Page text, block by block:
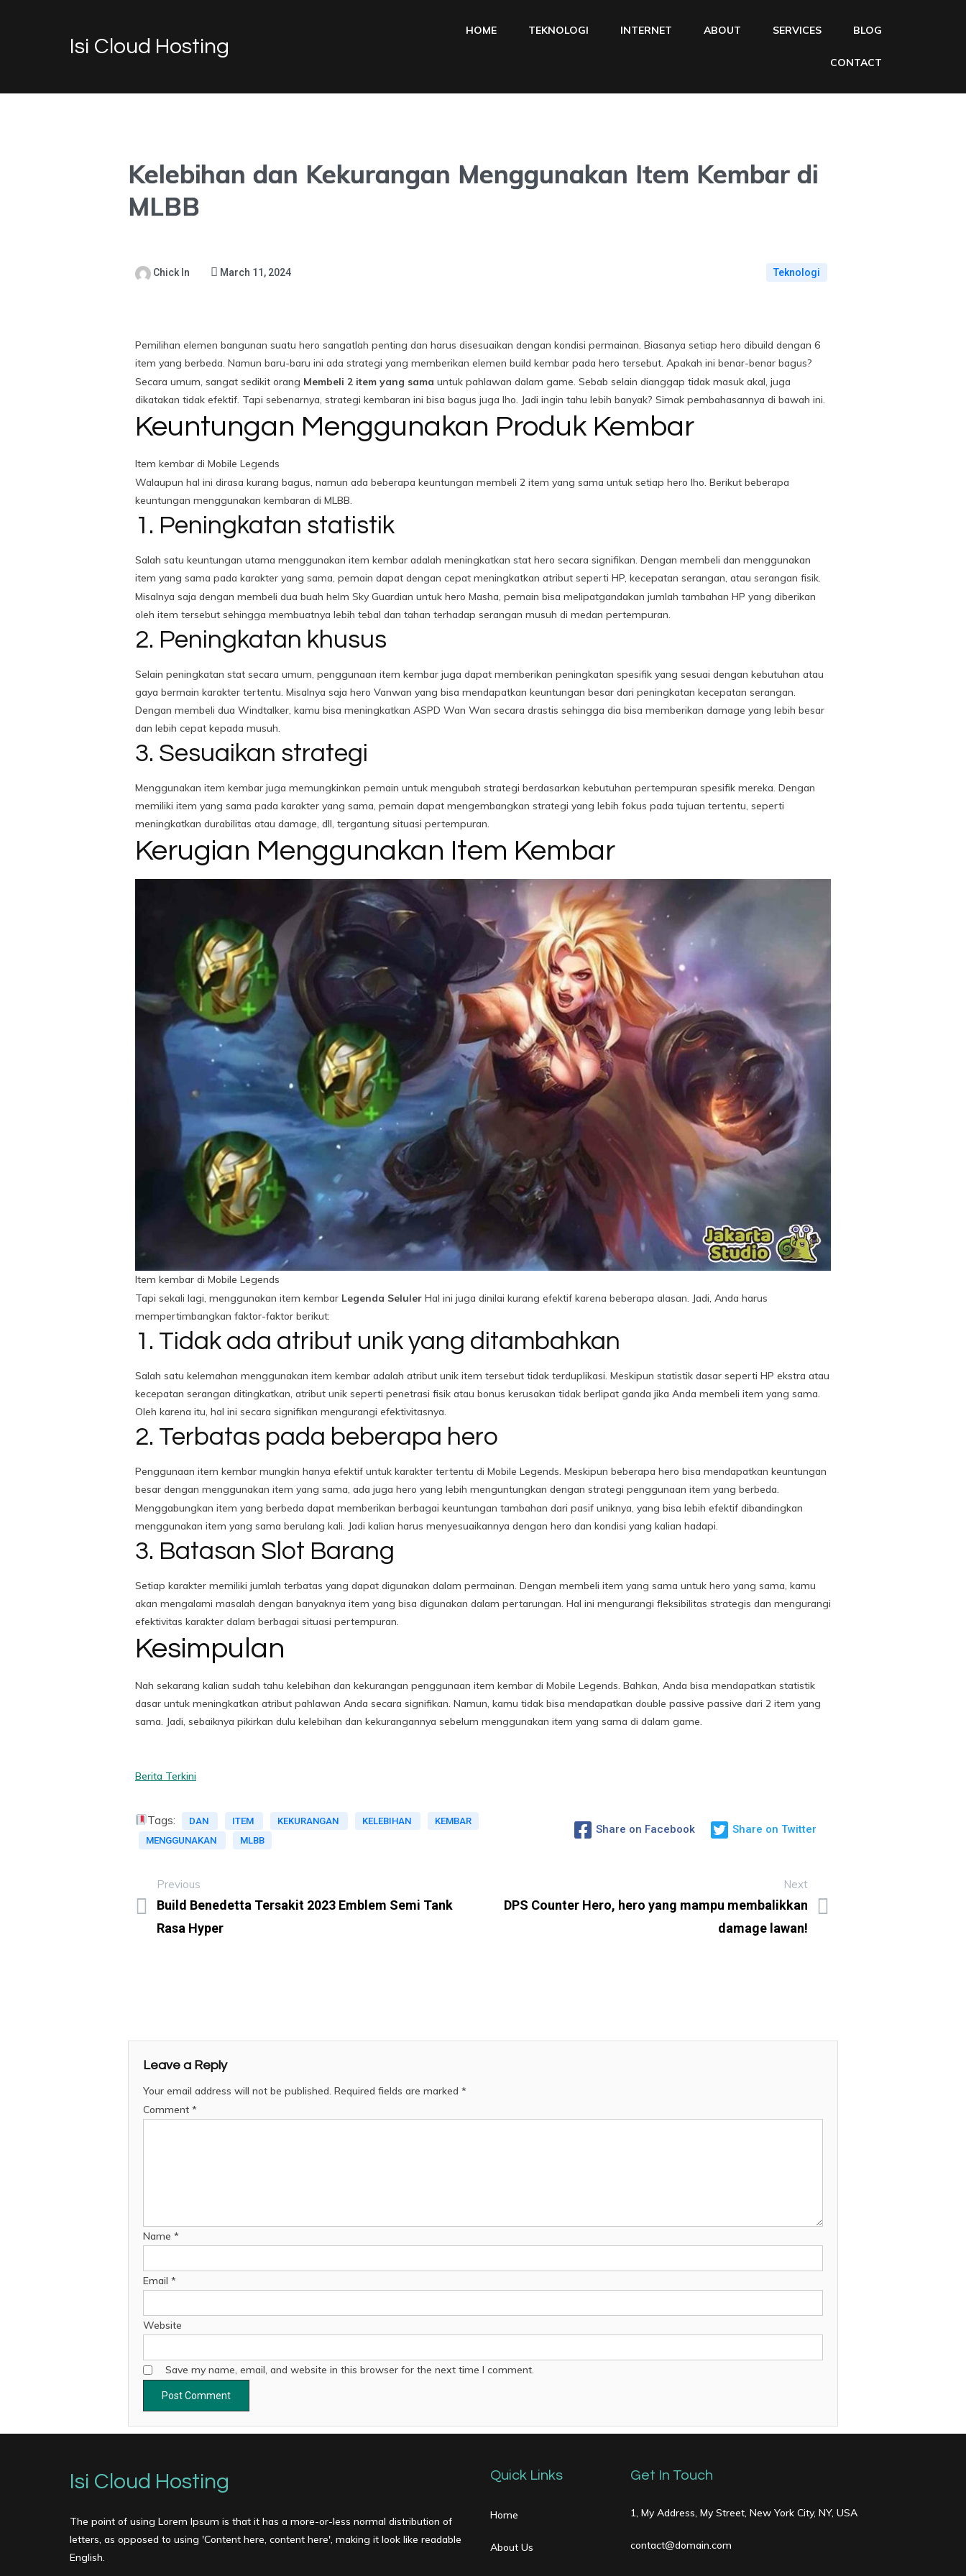
Isi Cloud Hosting
HOME TEKNOLOGI INTERNET ABOUT SERVICES BLOG
CONTACT
Kelebihan dan Kekurangan Menggunakan Item Kembar di
MLBB
Chick In March 11, 2024 Teknologi
Pemilihan elemen bangunan suatu hero sangatlah penting dan harus disesuaikan dengan kondisi permainan. Biasanya setiap hero dibuild dengan 6
item yang berbeda. Namun baru-baru ini ada strategi yang memberikan elemen build kembar pada hero tersebut. Apakah ini benar-benar bagus?
Secara umum, sangat sedikit orang Membeli 2 item yang sama untuk pahlawan dalam game. Sebab selain dianggap tidak masuk akal, juga
dikatakan tidak efektif. Tapi sebenarnya, strategi kembaran ini bisa bagus juga lho. Jadi ingin tahu lebih banyak? Simak pembahasannya di bawah ini.
Keuntungan Menggunakan Produk Kembar
Item kembar di Mobile Legends
Walaupun hal ini dirasa kurang bagus, namun ada beberapa keuntungan membeli 2 item yang sama untuk setiap hero lho. Berikut beberapa
keuntungan menggunakan kembaran di MLBB.
1. Peningkatan statistik
Salah satu keuntungan utama menggunakan item kembar adalah meningkatkan stat hero secara signifikan. Dengan membeli dan menggunakan
item yang sama pada karakter yang sama, pemain dapat dengan cepat meningkatkan atribut seperti HP, kecepatan serangan, atau serangan fisik.
Misalnya saja dengan membeli dua buah helm Sky Guardian untuk hero Masha, pemain bisa melipatgandakan jumlah tambahan HP yang diberikan
oleh item tersebut sehingga membuatnya lebih tebal dan tahan terhadap serangan musuh di medan pertempuran.
2. Peningkatan khusus
Selain peningkatan stat secara umum, penggunaan item kembar juga dapat memberikan peningkatan spesifik yang sesuai dengan kebutuhan atau
gaya bermain karakter tertentu. Misalnya saja hero Vanwan yang bisa mendapatkan keuntungan besar dari peningkatan kecepatan serangan.
Dengan membeli dua Windtalker, kamu bisa meningkatkan ASPD Wan Wan secara drastis sehingga dia bisa memberikan damage yang lebih besar
dan lebih cepat kepada musuh.
3. Sesuaikan strategi
Menggunakan item kembar juga memungkinkan pemain untuk mengubah strategi berdasarkan kebutuhan pertempuran spesifik mereka. Dengan
memiliki item yang sama pada karakter yang sama, pemain dapat mengembangkan strategi yang lebih fokus pada tujuan tertentu, seperti
meningkatkan durabilitas atau damage, dll, tergantung situasi pertempuran.
Kerugian Menggunakan Item Kembar
Item kembar di Mobile Legends
Tapi sekali lagi, menggunakan item kembar Legenda Seluler Hal ini juga dinilai kurang efektif karena beberapa alasan. Jadi, Anda harus
mempertimbangkan faktor-faktor berikut:
1. Tidak ada atribut unik yang ditambahkan
Salah satu kelemahan menggunakan item kembar adalah atribut unik item tersebut tidak terduplikasi. Meskipun statistik dasar seperti HP ekstra atau
kecepatan serangan ditingkatkan, atribut unik seperti penetrasi fisik atau bonus kerusakan tidak berlipat ganda jika Anda membeli item yang sama.
Oleh karena itu, hal ini secara signifikan mengurangi efektivitasnya.
2. Terbatas pada beberapa hero
Penggunaan item kembar mungkin hanya efektif untuk karakter tertentu di Mobile Legends. Meskipun beberapa hero bisa mendapatkan keuntungan
besar dengan menggunakan item yang sama, ada juga hero yang lebih menguntungkan dengan strategi penggunaan item yang berbeda.
Menggabungkan item yang berbeda dapat memberikan berbagai keuntungan tambahan dari pasif uniknya, yang bisa lebih efektif dibandingkan
menggunakan item yang sama berulang kali. Jadi kalian harus menyesuaikannya dengan hero dan kondisi yang kalian hadapi.
3. Batasan Slot Barang
Setiap karakter memiliki jumlah terbatas yang dapat digunakan dalam permainan. Dengan membeli item yang sama untuk hero yang sama, kamu
akan mengalami masalah dengan banyaknya item yang bisa digunakan dalam pertarungan. Hal ini mengurangi fleksibilitas strategis dan mengurangi
efektivitas karakter dalam berbagai situasi pertempuran.
Kesimpulan
Nah sekarang kalian sudah tahu kelebihan dan kekurangan penggunaan item kembar di Mobile Legends. Bahkan, Anda bisa mendapatkan statistik
dasar untuk meningkatkan atribut pahlawan Anda secara signifikan. Namun, kamu tidak bisa mendapatkan double passive passive dari 2 item yang
sama. Jadi, sebaiknya pikirkan dulu kelebihan dan kekurangannya sebelum menggunakan item yang sama di dalam game.
Berita Terkini
Tags: DAN ITEM KEKURANGAN KELEBIHAN
KEMBAR
MENGGUNAKAN
MLBB
Share on Facebook Share on Twitter
Previous
Build Benedetta Tersakit 2023 Emblem Semi Tank
Rasa Hyper
Next
DPS Counter Hero, hero yang mampu membalikkan
damage lawan!
Leave a Reply
Your email address will not be published. Required fields are marked *
Comment *
Name *
Email *
Website
Save my name, email, and website in this browser for the next time I comment.
Isi Cloud Hosting
The point of using Lorem Ipsum is that it has a more-or-less normal distribution of
letters, as opposed to using 'Content here, content here', making it look like readable
English.
Quick Links
Home
About Us
Get In Touch
1, My Address, My Street, New York City, NY, USA
contact@domain.com